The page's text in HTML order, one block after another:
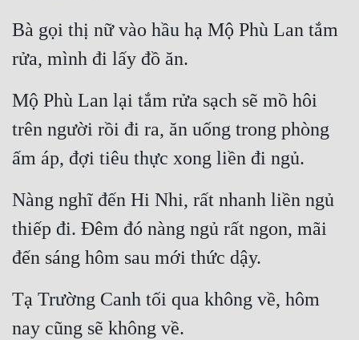
Bà gọi thị nữ vào hầu hạ Mộ Phù Lan tắm
rửa, mình đi lấy đồ ăn.
Mộ Phù Lan lại tắm rửa sạch sẽ mồ hôi
trên người rồi đi ra, ăn uống trong phòng
ấm áp, đợi tiêu thực xong liền đi ngủ.
Nàng nghĩ đến Hi Nhi, rất nhanh liền ngủ
thiếp đi. Đêm đó nàng ngủ rất ngon, mãi
đến sáng hôm sau mới thức dậy.
Tạ Trường Canh tối qua không về, hôm
nay cũng sẽ không về.